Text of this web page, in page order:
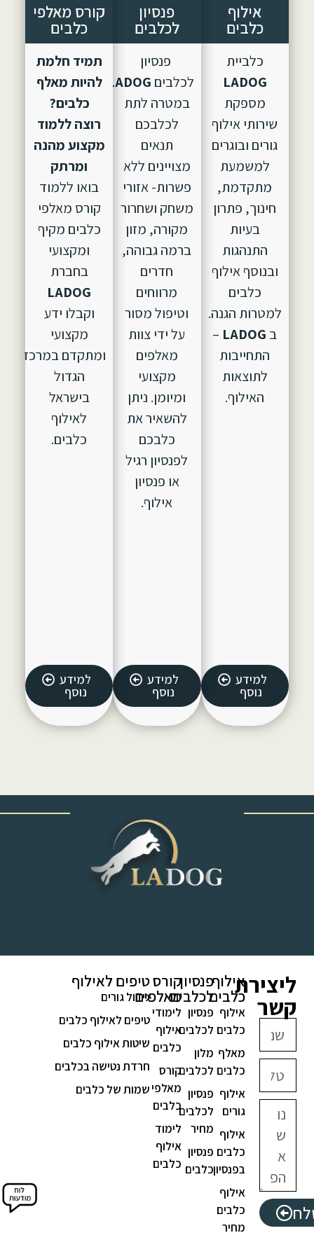
אילוף
כלבים
כלביית
LADOG
מספקת
שירותי אילוף
גורים ובוגרים
למשמעת
מתקדמת,
חינוך, פתרון
בעיות
התנהגות
ובנוסף אילוף
כלבים
למטרות הגנה.
ב LADOG
–
התחייבות
לתוצאות
האילוף.
למידע
נוסף
פנסיון
לכלבים
פנסיון
לכלבים LADOG, הוקם
במטרה לתת
לכלבכם
תנאים
מצויינים ללא
פשרות- אזורי
משחק ושחרור
מקורה, מזון
ברמה גבוהה,
חדרים
מרווחים
וטיפול מסור
על ידי צוות
מאלפים
מקצועי
ומיומן. ניתן
להשאיר את
כלבכם
לפנסיון רגיל
או פנסיון
אילוף.
למידע
נוסף
קורס מאלפי
כלבים
תמיד חלמת
להיות מאלף
כלבים?
רוצה ללמוד
מקצוע מהנה
ומרתק
בואו ללמוד
קורס מאלפי
כלבים מקיף
ומקצועי
בחברת
LADOG
וקבלו ידע
מקצועי
ומתקדם במרכז
הגדול
בישראל
לאילוף
כלבים.
למידע
נוסף
ליצירת
קשר
אילוף
כלבים
אילוף
כלבים
מאלף
כלבים
אילוף
גורים
אילוף
כלבים
בפנסיון
אילוף
כלבים
מחיר
פנסיון
לכלבים
פנסיון
לכלבים
מלון
לכלבים
פנסיון
לכלבים
מחיר
פנסיון
כלבים
קורס
מאלפים
לימודי
אילוף
כלבים
קורס
מאלפי
כלבים
לימוד
אילוף
כלבים
טיפים לאילוף
גידול גורים
טיפים לאילוף כלבים
שיטות אילוף כלבים
חרדת נטישה בכלבים
שמות של כלבים